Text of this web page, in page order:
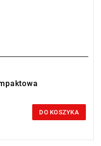
DO KOSZYKA